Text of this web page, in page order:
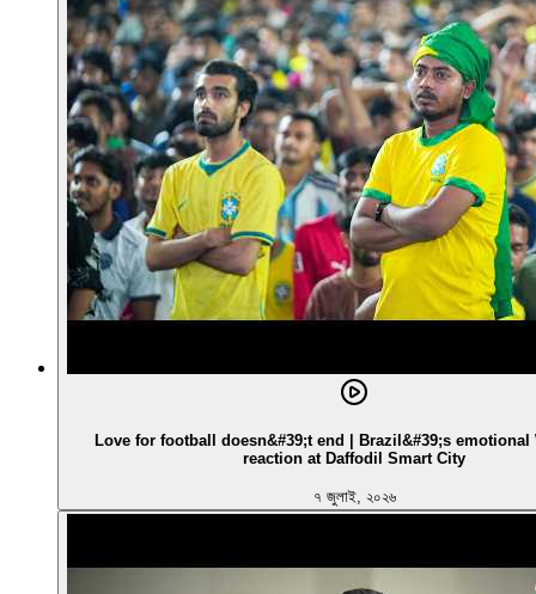
Love for football doesn&#39;t end | Brazil&#39;s emotional
reaction at Daffodil Smart City
৭ জুলাই, ২০২৬